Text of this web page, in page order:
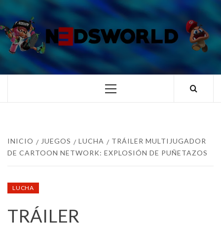
al
contenido
TUS ESPECIALISTAS EN NINTENDO
Menú
INICIO JUEGOS LUCHA
TRÁILER MULTIJUGADOR
DE CARTOON NETWORK: EXPLOSIÓN DE PUÑETAZOS
LUCHA
TRÁILER